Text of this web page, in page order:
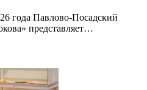
года Павлово-Посадский
представляет…